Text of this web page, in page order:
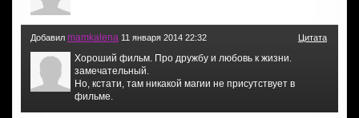
Добавил mamkalena 11 января 2014 22:32 Цитата
Хороший фильм. Про дружбу и любовь к жизни.
замечательный.
Но, кстати, там никакой магии не присутствует в
фильме.